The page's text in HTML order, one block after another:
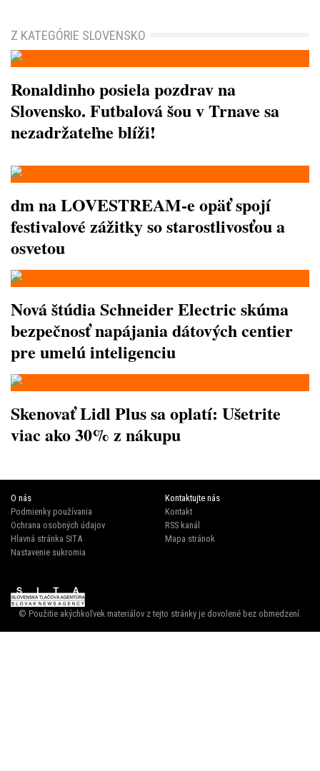
Z KATEGÓRIE SLOVENSKO
Ronaldinho posiela pozdrav na
Slovensko. Futbalová šou v Trnave sa
nezadržateľne blíži!
dm na LOVESTREAM-e opäť spojí
festivalové zážitky so starostlivosťou a
osvetou
Nová štúdia Schneider Electric skúma
bezpečnosť napájania dátových centier
pre umelú inteligenciu
Skenovať Lidl Plus sa oplatí: Ušetrite
viac ako 30% z nákupu
O nás
Podmienky používania
Ochrana osobných údajov
Hlavná stránka SITA
Nastavenie sukromia
Kontaktujte nás
Kontakt
RSS kanál
Mapa stránok
© Použitie akýchkoľvek materiálov z tejto stránky je dovolené bez obmedzení.